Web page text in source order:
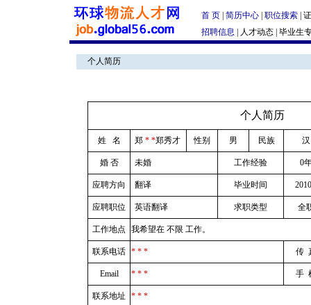
首 页 简历中心 职位搜索
招聘信息
人才动态 毕业生
个人简历
个人简历
姓 名 郑 * *郑秀才 性别 男 民族 汉
婚 否 未婚 工作经验 0
应聘方向 翻译 毕业时间
应聘职位 英语翻译 求职类型 全
工作地点 我希望在 不限 工作。
联系电话 * * * 传
Email * * * 手
联系地址 * * *